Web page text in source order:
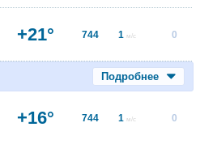
+21° 744 1 м/с 0
Подробнее
+16° 744 1 м/с 0